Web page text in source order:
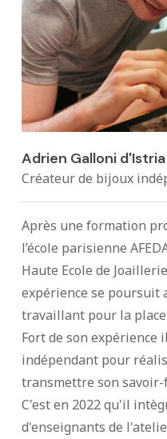
Adrien Galloni d'Istria
Créateur de bijoux
Après une formation
l’école parisienne
Haute Ecole de
expérience se poursuit
travaillant pour la place
Fort de son expérience
indépendant pour
transmettre son savoir-
C'est en 2022 qu'il
d'enseignants de